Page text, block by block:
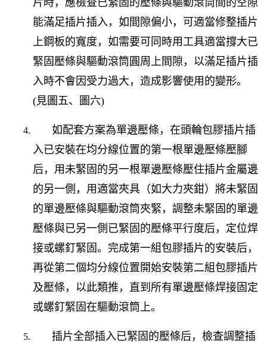
片時，應檢查已緊固的壓條與驅動滾筒間的空隙
能滿足插片插入，如間隙偏小，可適當修整插片
上鋼板的寬度，如需要可同時用工具適當撐大已
緊固壓條與驅動滾筒圓周上間隙，以滿足插片插
入時不會因受力過大，造成影響使用的變形。
(見圖五、圖六)
如配套方案為單邊壓條，在頭輪包膠插片插
入已安裝在均分線位置的第一根單邊壓條壓腳
后，用未緊固的另一根單邊壓條壓住插片金屬邊
的另一側，用適當夾具（如大力夾鉗）將未緊固
的單邊壓條與驅動滾筒夾緊，調整未緊固的單邊
壓條與已另一側已緊固的壓條平行度后，定位焊
接或螺釘緊固。完成第一組包膠插片的安裝后，
再從第二個均分線位置開始安裝第二組包膠插片
及壓條，以此類推，直到所有單邊壓條焊接固定
或螺釘緊固在驅動滾筒上。
插片全部插入已緊固的壓條后，檢查調整插